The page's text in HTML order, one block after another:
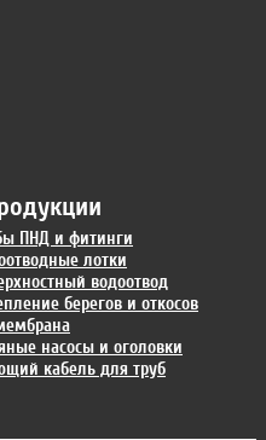
ПНД и фитинги
лотки
водоотвод
берегов и откосов
насосы и оголовки
кабель для труб